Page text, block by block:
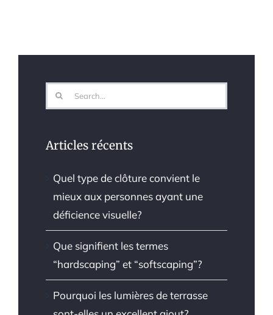
Search
for:
Articles récents
Quel type de clôture convient le
mieux aux personnes ayant une
déficience visuelle?
Que signifient les termes
“hardscaping” et “softscaping”?
Pourquoi les lumières de terrasse